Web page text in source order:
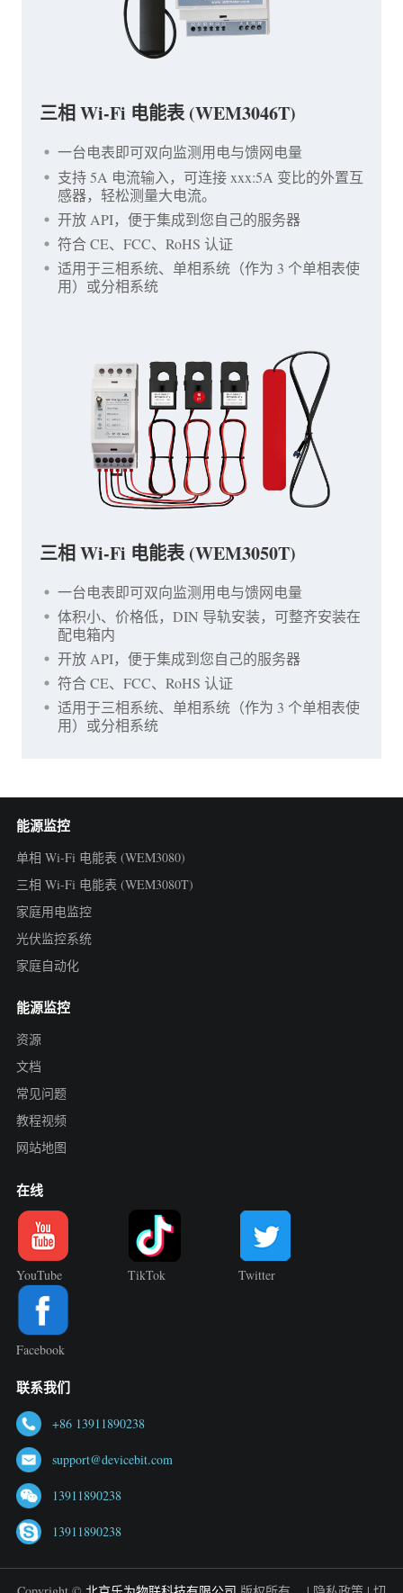
三相 Wi-Fi 电能表 (WEM3046T)
一台电表即可双向监测用电与馈网电量
支持 5A 电流输入，可连接 xxx:5A 变比的外置互
感器，轻松测量大电流。
开放 API，便于集成到您自己的服务器
符合 CE、FCC、RoHS 认证
适用于三相系统、单相系统（作为 3 个单相表使
用）或分相系统
三相 Wi-Fi 电能表 (WEM3050T)
一台电表即可双向监测用电与馈网电量
体积小、价格低，DIN 导轨安装，可整齐安装在
配电箱内
开放 API，便于集成到您自己的服务器
符合 CE、FCC、RoHS 认证
适用于三相系统、单相系统（作为 3 个单相表使
用）或分相系统
能源监控
单相 Wi-Fi 电能表 (WEM3080)
三相 Wi-Fi 电能表 (WEM3080T)
家庭用电监控
光伏监控系统
家庭自动化
能源监控
资源
文档
常见问题
教程视频
网站地图
在线
YouTube TikTok Twitter
Facebook
联系我们
+86 13911890238
support@devicebit.com
13911890238
13911890238